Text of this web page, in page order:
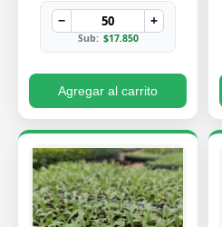
− +
Sub: $17.850
Agregar al carrito